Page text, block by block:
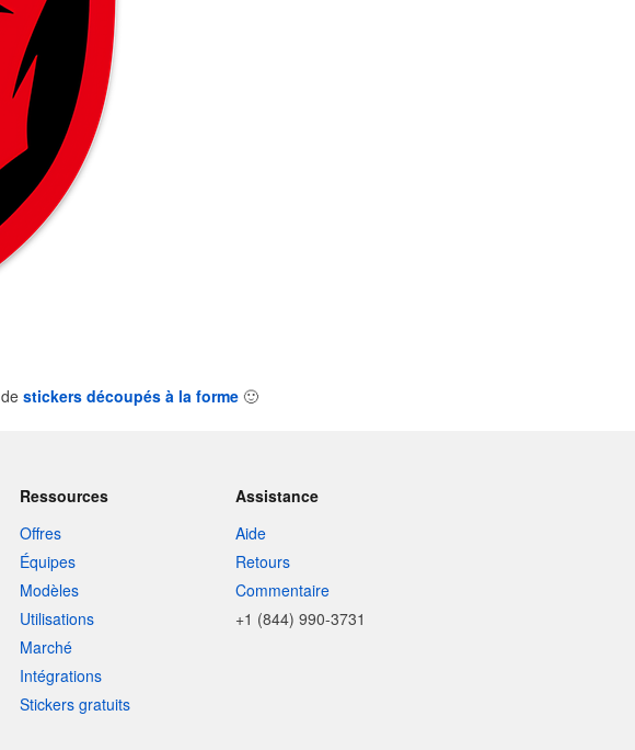
stickers découpés à la forme 🙂
Ressources
Offres
Équipes
Modèles
Utilisations
Marché
Intégrations
Stickers gratuits
Assistance
Aide
Retours
Commentaire
+1 (844) 990-3731